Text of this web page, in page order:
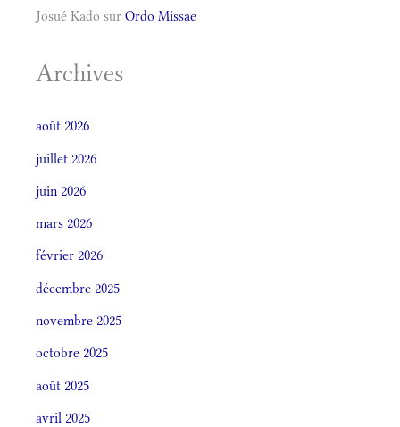
Josué Kado sur Ordo Missae
Archives
août 2026
juillet 2026
juin 2026
mars 2026
février 2026
décembre 2025
novembre 2025
octobre 2025
août 2025
avril 2025